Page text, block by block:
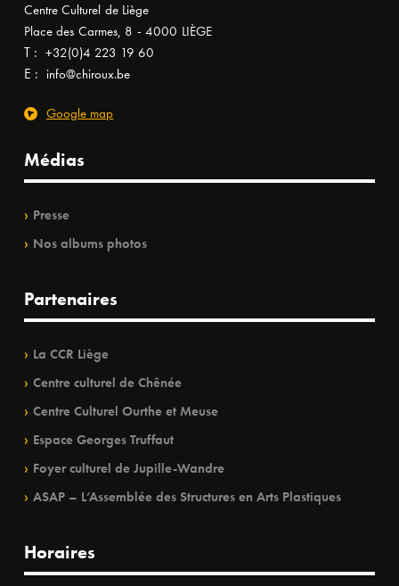
Centre Culturel de Liège
Place des Carmes, 8 - 4000 LIÈGE
T : +32(0)4 223 19 60
E : info@chiroux.be
Google map
Médias
Presse
Nos albums photos
Partenaires
La CCR Liège
Centre culturel de Chênée
Centre Culturel Ourthe et Meuse
Espace Georges Truffaut
Foyer culturel de Jupille-Wandre
ASAP – L’Assemblée des Structures en Arts Plastiques
Horaires